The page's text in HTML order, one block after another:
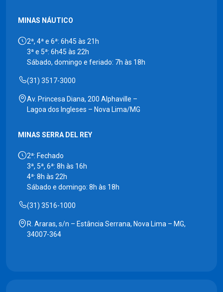
MINAS NÁUTICO
2ª, 4ª e 6ª: 6h45 às 21h
3ª e 5ª: 6h45 às 22h
Sábado, domingo e feriado: 7h às 18h
(31) 3517-3000
Av. Princesa Diana, 200 Alphaville –
Lagoa dos Ingleses – Nova Lima/MG
MINAS SERRA DEL REY
2ª: Fechado
3ª, 5ª, 6ª: 8h às 16h
4ª: 8h às 22h
Sábado e domingo: 8h às 18h
(31) 3516-1000
R. Araras, s/n – Estância Serrana, Nova Lima – MG,
34007-364